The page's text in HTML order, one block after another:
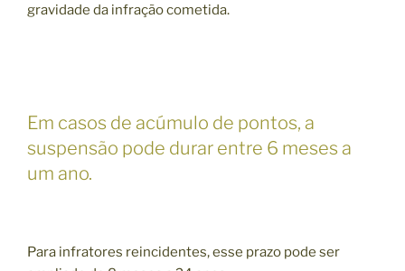
gravidade da infração cometida.
Em casos de acúmulo de pontos, a
suspensão pode durar entre 6 meses a
um ano.
Para infratores reincidentes, esse prazo pode ser